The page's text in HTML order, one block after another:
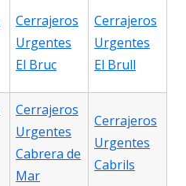
Cerrajeros
Urgentes
El Bruc
Cerrajeros
Urgentes
El Brull
Cerrajeros
Urgentes
Cabrera de
Mar
Cerrajeros
Urgentes
Cabrils